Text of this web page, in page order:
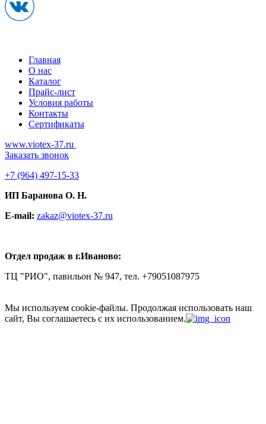
Главная
О нас
Каталог
Прайс-лист
Условия работы
Контакты
Сертификаты
www.viotex-37.ru
Заказать звонок
+7 (964) 497-15-33
ИП Баранова О. Н.
E-mail: zakaz@viotex-37.ru
Отдел продаж в г.Иваново:
ТЦ "РИО", павильон № 947, тел. +79051087975
Мы используем cookie-файлы. Продолжая использовать наш
сайт, Вы соглашаетесь с их использованием.